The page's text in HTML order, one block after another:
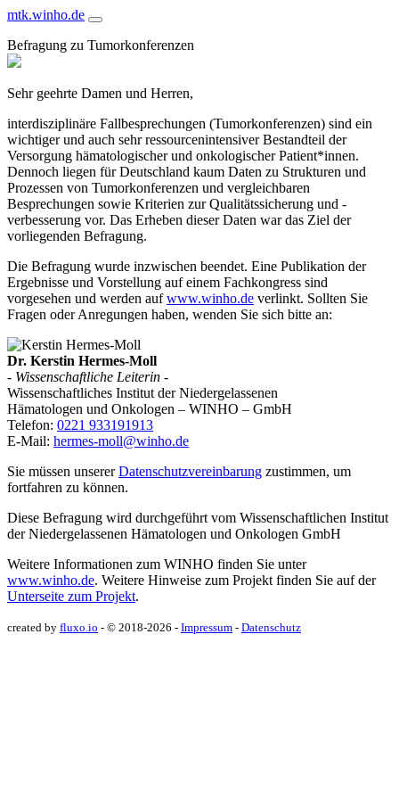
mtk.winho.de
Befragung zu Tumorkonferenzen
Sehr geehrte Damen und Herren,
interdisziplinäre Fallbesprechungen (Tumorkonferenzen) sind ein
wichtiger und auch sehr ressourcenintensiver Bestandteil der
Versorgung hämatologischer und onkologischer Patient*innen.
Dennoch liegen für Deutschland kaum Daten zu Strukturen und
Prozessen von Tumorkonferenzen und vergleichbaren
Besprechungen sowie Kriterien zur Qualitätssicherung und -
verbesserung vor. Das Erheben dieser Daten war das Ziel der
vorliegenden Befragung.
Die Befragung wurde inzwischen beendet. Eine Publikation der
Ergebnisse und Vorstellung auf einem Fachkongress sind
vorgesehen und werden aufwww.winho.de verlinkt. Sollten Sie
Fragen oder Anregungen haben, wenden Sie sich bitte an:
Dr. Kerstin Hermes-Moll
- Wissenschaftliche Leiterin -
Wissenschaftliches Institut der Niedergelassenen
Hämatologen und Onkologen – WINHO – GmbH
Telefon: 0221 933191913
E-Mail: hermes-moll@winho.de
Sie müssen unsererDatenschutzvereinbarung zustimmen, um
fortfahren zu können.
Diese Befragung wird durchgeführt vom Wissenschaftlichen Institut
der Niedergelassenen Hämatologen und Onkologen GmbH
Weitere Informationen zum WINHO finden Sie unter
www.winho.de. Weitere Hinweise zum Projekt finden Sie auf der
Unterseite zum Projekt.
created by fluxo.io - © 2018-2026 - Impressum - Datenschutz